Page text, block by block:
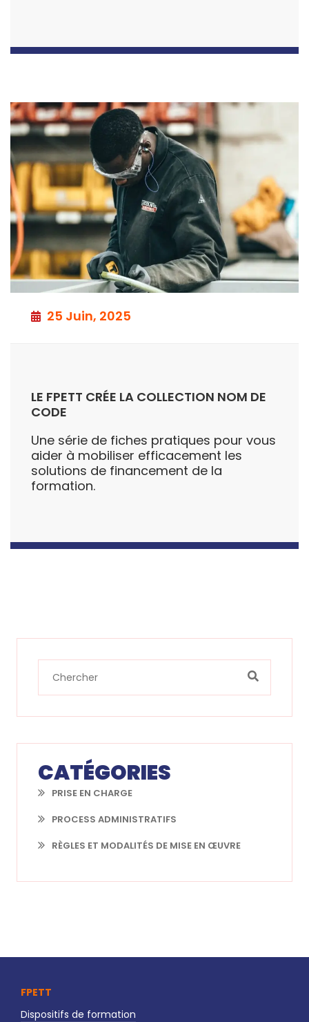
25 Juin, 2025
LE FPETT CRÉE LA COLLECTION NOM DE
CODE
Une série de fiches pratiques pour vous
aider à mobiliser efficacement les
solutions de financement de la
formation.
CATÉGORIES
PRISE EN CHARGE
PROCESS ADMINISTRATIFS
RÈGLES ET MODALITÉS DE MISE EN ŒUVRE
FPETT
Dispositifs de formation